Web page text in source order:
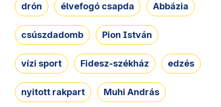
drón élvefogó csapda Abbázia
csúszdadomb Pion István
vízi sport Fidesz-székház edzés
nyitott rakpart Muhi András